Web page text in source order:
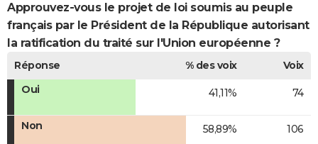
Approuvez-vous le projet de loi soumis au peuple
français par le Président de la République autorisant
la ratification du traité sur l'Union européenne ?
Réponse % des voix
Voix
Oui
41,11% 74
Non 58,89% 106